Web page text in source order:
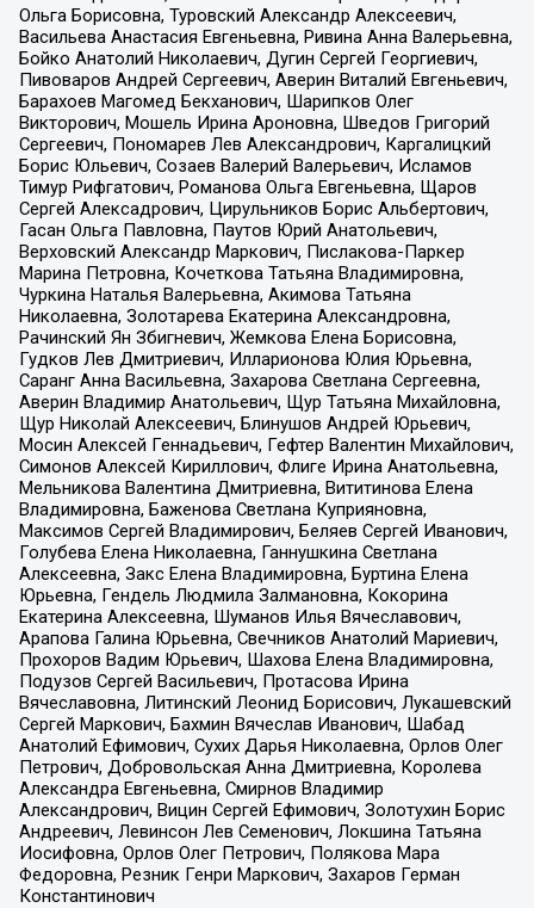
Ольга Борисовна, Туровский Александр Алексеевич,
Васильева Анастасия Евгеньевна, Ривина Анна Валерьевна,
Бойко Анатолий Николаевич, Дугин Сергей Георгиевич,
Пивоваров Андрей Сергеевич, Аверин Виталий Евгеньевич,
Барахоев Магомед Бекханович, Шарипков Олег
Викторович, Мошель Ирина Ароновна, Шведов Григорий
Сергеевич, Пономарев Лев Александрович, Каргалицкий
Борис Юльевич, Созаев Валерий Валерьевич, Исламов
Тимур Рифгатович, Романова Ольга Евгеньевна, Щаров
Сергей Алексадрович, Цирульников Борис Альбертович,
Гасан Ольга Павловна, Паутов Юрий Анатольевич,
Верховский Александр Маркович, Пислакова-Паркер
Марина Петровна, Кочеткова Татьяна Владимировна,
Чуркина Наталья Валерьевна, Акимова Татьяна
Николаевна, Золотарева Екатерина Александровна,
Рачинский Ян Збигневич, Жемкова Елена Борисовна,
Гудков Лев Дмитриевич, Илларионова Юлия Юрьевна,
Саранг Анна Васильевна, Захарова Светлана Сергеевна,
Аверин Владимир Анатольевич, Щур Татьяна Михайловна,
Щур Николай Алексеевич, Блинушов Андрей Юрьевич,
Мосин Алексей Геннадьевич, Гефтер Валентин Михайлович,
Симонов Алексей Кириллович, Флиге Ирина Анатольевна,
Мельникова Валентина Дмитриевна, Вититинова Елена
Владимировна, Баженова Светлана Куприяновна,
Максимов Сергей Владимирович, Беляев Сергей Иванович,
Голубева Елена Николаевна, Ганнушкина Светлана
Алексеевна, Закс Елена Владимировна, Буртина Елена
Юрьевна, Гендель Людмила Залмановна, Кокорина
Екатерина Алексеевна, Шуманов Илья Вячеславович,
Арапова Галина Юрьевна, Свечников Анатолий Мариевич,
Прохоров Вадим Юрьевич, Шахова Елена Владимировна,
Подузов Сергей Васильевич, Протасова Ирина
Вячеславовна, Литинский Леонид Борисович, Лукашевский
Сергей Маркович, Бахмин Вячеслав Иванович, Шабад
Анатолий Ефимович, Сухих Дарья Николаевна, Орлов Олег
Петрович, Добровольская Анна Дмитриевна, Королева
Александра Евгеньевна, Смирнов Владимир
Александрович, Вицин Сергей Ефимович, Золотухин Борис
Андреевич, Левинсон Лев Семенович, Локшина Татьяна
Иосифовна, Орлов Олег Петрович, Полякова Мара
Федоровна, Резник Генри Маркович, Захаров Герман
Константинович